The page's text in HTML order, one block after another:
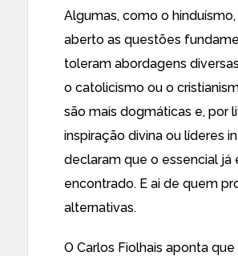
Algumas, como o
aberto as questões
toleram abordagens
o catolicismo ou o
são mais dogmáticas e, por
inspiração divina ou líderes
declaram que o essencial já
encontrado. E ai de quem
alternativas.
O Carlos Fiolhais aponta que